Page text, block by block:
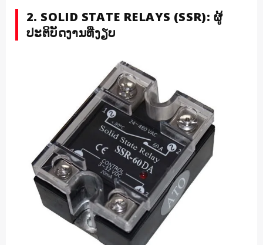
2. SOLID STATE RELAYS (SSR): ຜູ້
ປະຕິບັດງານທີ່ງຽບ